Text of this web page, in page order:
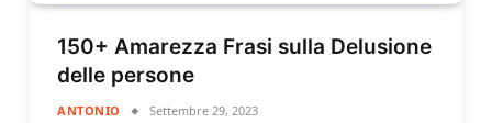
150+ Amarezza Frasi sulla Delusione
delle persone
ANTONIO Settembre 29, 2023